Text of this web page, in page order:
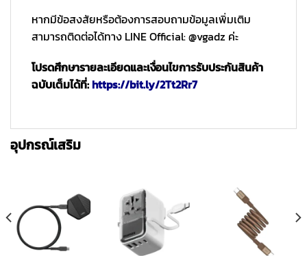
หากมีข้อสงสัยหรือต้องการสอบถามข้อมูลเพิ่มเติม
สามารถติดต่อได้ทาง LINE Official: @vgadz ค่ะ
โปรดศึกษารายละเอียดและเงื่อนไขการรับประกันสินค้า
ฉบับเต็มได้ที่:https://bit.ly/2Tt2Rr7
อุปกรณ์เสริม